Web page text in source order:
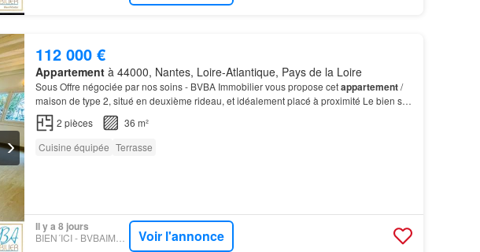
112 000 €
Appartementà 44000, Nantes, Loire-Atlantique, Pays de la Loire
Sous Offre négociée par nos soins - BVBA Immobilier vous propose cetappartement/
maison de type 2, situé en deuxième rideau, et idéalement placé à proximité Le bien se
trouve en arrière-cour
2 pièces
36 m²
Cuisine équipée Terrasse
Il y a 8 jours
Voir l'annonce